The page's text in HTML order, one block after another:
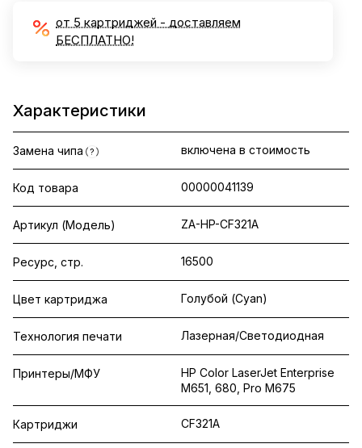
от 5 картриджей - доставляем
БЕСПЛАТНО!
Характеристики
Замена чипа ? включена в стоимость
Код товара 00000041139
Артикул (Модель) ZA-HP-CF321A
Ресурс, стр. 16500
Цвет картриджа Голубой (Cyan)
Технология печати Лазерная/Светодиодная
Принтеры/МФУ
HP Color LaserJet Enterprise
M651, 680, Pro M675
Картриджи CF321A